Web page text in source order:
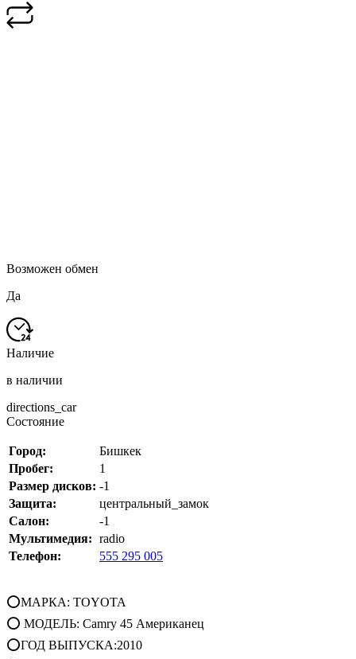
Возможен обмен
Да
Наличие
в наличии
directions_car
Состояние
Город:
Бишкек
Пробег:
1
Размер дисков: -1
Защита:
центральный_замок
Салон:
-1
Мультимедия: radio
Телефон:
555 295 005
⭕МАРКА: TOYOTA
⭕ МОДЕЛЬ: Camry 45 Американец
⭕ГОД ВЫПУСКА:2010